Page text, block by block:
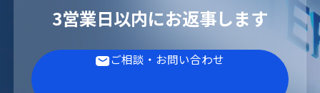
3営業日以内にお返事します
ご相談・お問い合わせ